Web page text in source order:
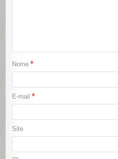
Nome*
E-mail*
Site